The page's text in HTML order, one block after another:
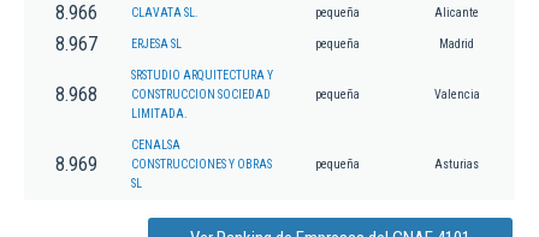
8.966 CLAVATA SL. pequeña Alicante
8.967 ERJESA SL pequeña Madrid
8.968
SRSTUDIO ARQUITECTURA Y
CONSTRUCCION SOCIEDAD
LIMITADA.
pequeña Valencia
8.969
CENALSA
CONSTRUCCIONES Y OBRAS
SL
pequeña Asturias